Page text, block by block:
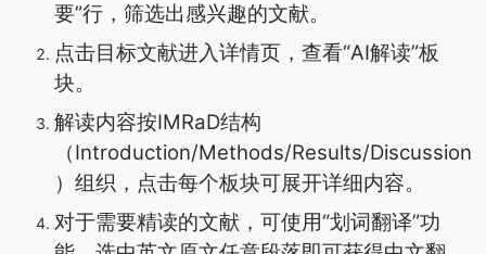
要”行，筛选出感兴趣的文献。
点击目标文献进入详情页，查看“AI解读”板
块。
解读内容按IMRaD结构
（Introduction/Methods/Results/Discussion
）组织，点击每个板块可展开详细内容。
对于需要精读的文献，可使用“划词翻译”功